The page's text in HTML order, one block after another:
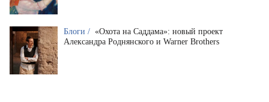
Блоги / «Охота на Саддама»: новый проект
Александра Роднянского и Warner Brothers